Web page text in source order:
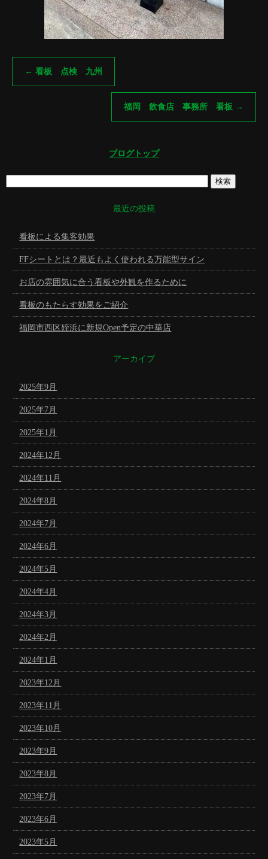
← 看板 点検 九州
福岡 飲食店 事務所 看板 →
ブログトップ
最近の投稿
看板による集客効果
FFシートとは？最近もよく使われる万能型サイン
お店の雰囲気に合う看板や外観を作るために
看板のもたらす効果をご紹介
福岡市西区姪浜に新規Open予定の中華店
アーカイブ
2025年9月
2025年7月
2025年1月
2024年12月
2024年11月
2024年8月
2024年7月
2024年6月
2024年5月
2024年4月
2024年3月
2024年2月
2024年1月
2023年12月
2023年11月
2023年10月
2023年9月
2023年8月
2023年7月
2023年6月
2023年5月